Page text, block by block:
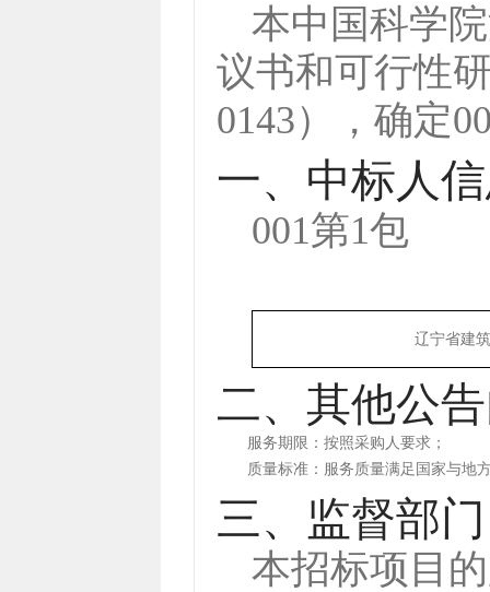
本中国科学
议书和可行性
0143），确定
一、中标人
001第1包
辽宁省建
二、其他公
服务期限：按照采购人要求；
质量标准：服务质量满足国家与地
三、监督部门
本招标项目